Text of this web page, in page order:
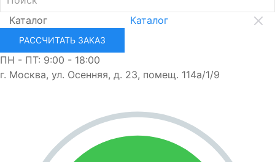
Каталог Каталог
РАССЧИТАТЬ ЗАКАЗ
ПН - ПТ: 9:00 - 18:00
г. Москва, ул. Осенняя, д. 23, помещ. 114а/1/9